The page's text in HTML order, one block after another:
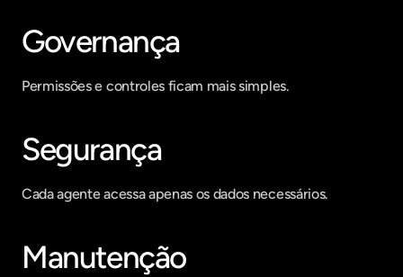
Governança
Permissões e controles ficam mais simples.
Segurança
Cada agente acessa apenas os dados necessários.
Manutenção